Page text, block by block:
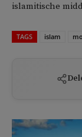
islamitische
TAGS islam